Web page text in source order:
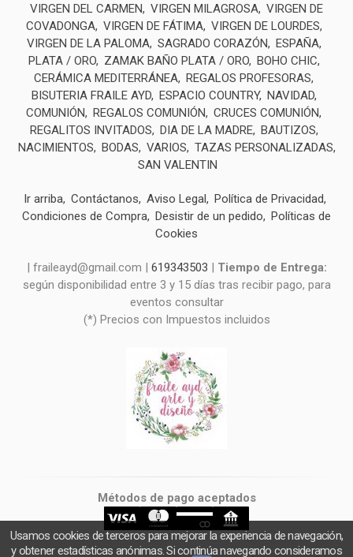
VIRGEN DEL CARMEN
VIRGEN MILAGROSA VIRGEN DE
COVADONGA VIRGEN DE FÁTIMA VIRGEN DE LOURDES
VIRGEN DE LA PALOMA SAGRADO CORAZÓN
ESPAÑA
PLATA / ORO
ZAMAK BAÑO PLATA / ORO BOHO CHIC
CERÁMICA MEDITERRÁNEA REGALOS PROFESORAS
BISUTERIA FRAILE AYD ESPACIO COUNTRY NAVIDAD
COMUNIÓN
REGALOS COMUNIÓN
CRUCES COMUNIÓN
REGALITOS INVITADOS
DIA DE LA MADRE BAUTIZOS
NACIMIENTOS
BODAS VARIOS
TAZAS PERSONALIZADAS
SAN VALENTIN
Ir arriba Contáctanos Aviso Legal
Política de Privacidad
Condiciones de Compra Desistir de un pedido
Políticas de
Cookies
| fraileayd@gmail.com | 619343503 | Tiempo de Entrega:
según disponibilidad entre 3 y 15 días tras recibir pago, para
eventos consultar
(*) Precios con Impuestos incluidos
Métodos de pago aceptados
Usamos cookies de terceros para mejorar la experiencia de navegación,
y obtener estadísticas anónimas. Si continúa navegando consideramos